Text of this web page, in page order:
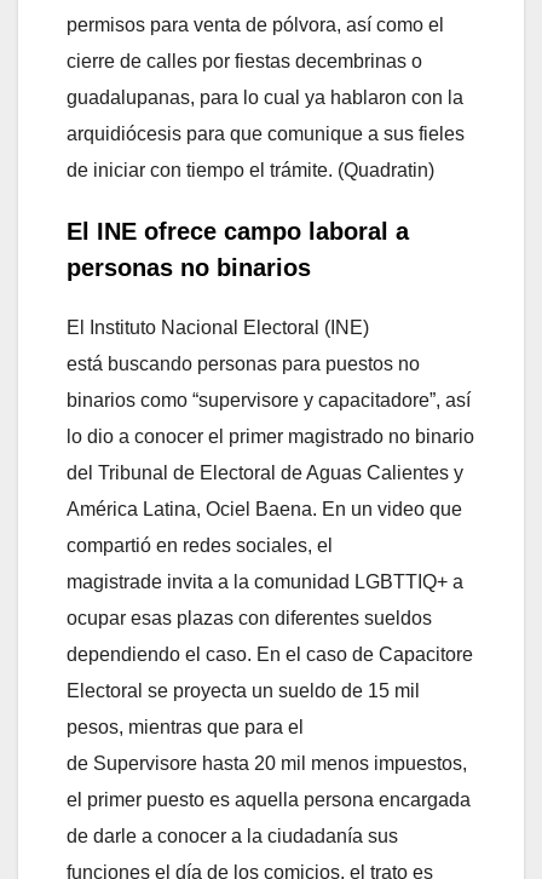
permisos para venta de pólvora, así como el
cierre de calles por fiestas decembrinas o
guadalupanas, para lo cual ya hablaron con la
arquidiócesis para que comunique a sus fieles
de iniciar con tiempo el trámite. (Quadratin)
El INE ofrece campo laboral a
personas no binarios
El Instituto Nacional Electoral (INE)
está buscando personas para puestos no
binarios como “supervisore y capacitadore”, así
lo dio a conocer el primer magistrado no binario
del Tribunal de Electoral de Aguas Calientes y
América Latina, Ociel Baena. En un video que
compartió en redes sociales, el
magistrade invita a la comunidad LGBTTIQ+ a
ocupar esas plazas con diferentes sueldos
dependiendo el caso. En el caso de Capacitore
Electoral se proyecta un sueldo de 15 mil
pesos, mientras que para el
de Supervisore hasta 20 mil menos impuestos,
el primer puesto es aquella persona encargada
de darle a conocer a la ciudadanía sus
funciones el día de los comicios, el trato es